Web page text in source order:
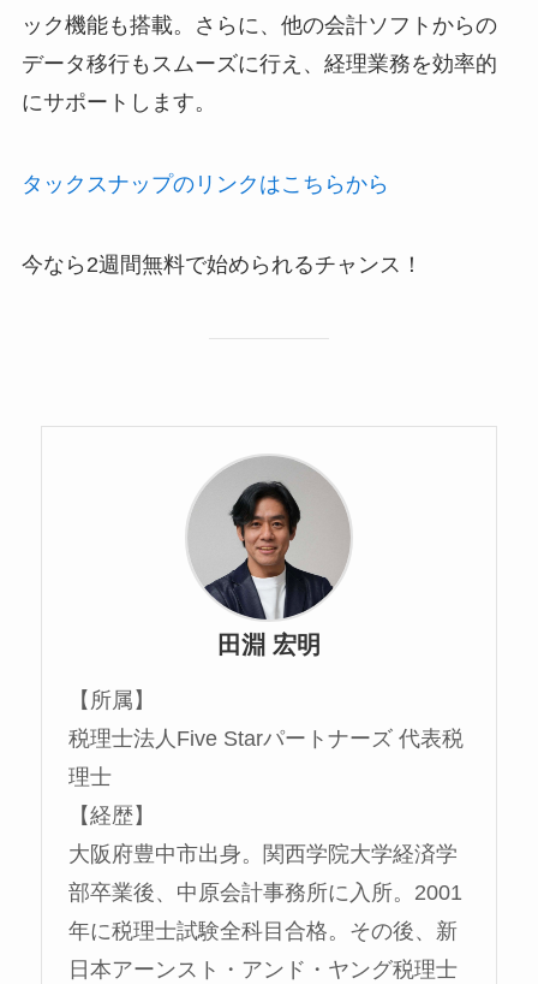
ック機能も搭載。さらに、他の会計ソフトからの
データ移行もスムーズに行え、経理業務を効率的
にサポートします。
タックスナップのリンクはこちらから
今なら2週間無料で始められるチャンス！
田淵 宏明
【所属】
税理士法人Five Starパートナーズ 代表税
理士
【経歴】
大阪府豊中市出身。関西学院大学経済学
部卒業後、中原会計事務所に入所。2001
年に税理士試験全科目合格。その後、新
日本アーンスト・アンド・ヤング税理士